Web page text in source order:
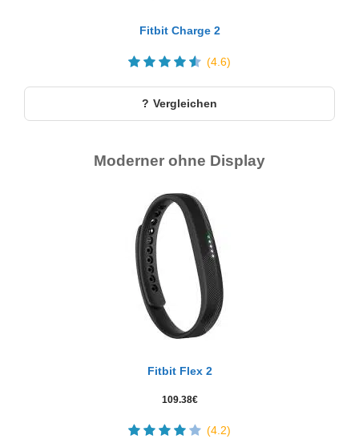
Fitbit Charge 2
(4.6)
Vergleichen
Moderner ohne Display
Fitbit Flex 2
109.38€
(4.2)